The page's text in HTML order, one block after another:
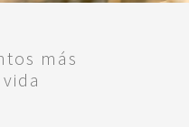
más